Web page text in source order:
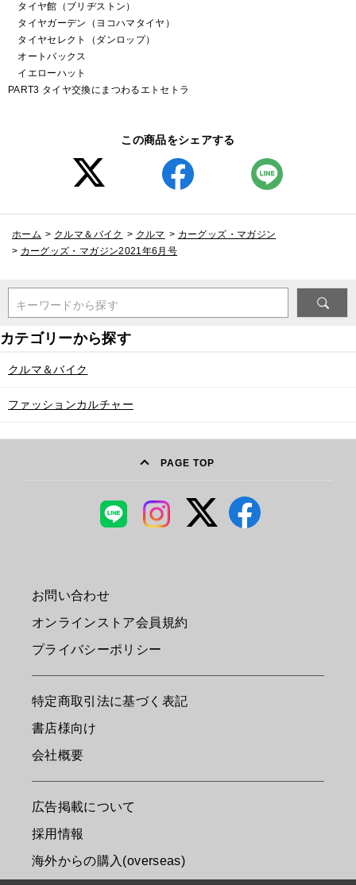
タイヤ館（ブリヂストン）
タイヤガーデン（ヨコハマタイヤ）
タイヤセレクト（ダンロップ）
オートバックス
イエローハット
PART3 タイヤ交換にまつわるエトセトラ
この商品をシェアする
ホーム > クルマ＆バイク > クルマ > カーグッズ・マガジン
> カーグッズ・マガジン2021年6月号
キーワードから探す
クルマ＆バイク
ファッションカルチャー
PAGE TOP
お問い合わせ
オンラインストア会員規約
プライバシーポリシー
特定商取引法に基づく表記
書店様向け
会社概要
広告掲載について
採用情報
海外からの購入(overseas)